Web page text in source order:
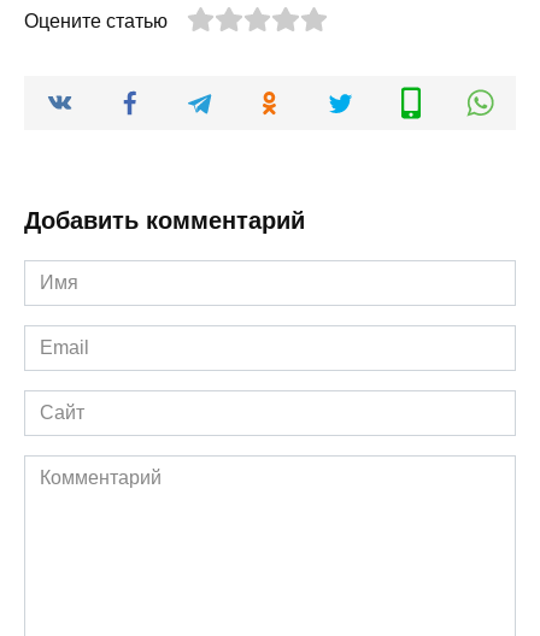
Оцените статью
Добавить комментарий
Имя
*
Email
*
Сайт
Комментарий